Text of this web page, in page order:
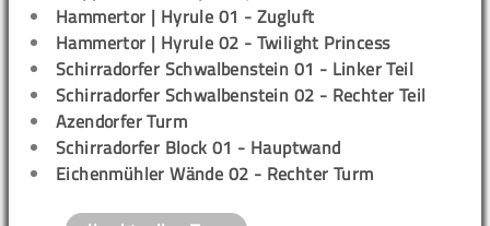
Hammertor | Hyrule 01 - Zugluft
Hammertor | Hyrule 02 - Twilight Princess
Schirradorfer Schwalbenstein 01 - Linker Teil
Schirradorfer Schwalbenstein 02 - Rechter Teil
Azendorfer Turm
Schirradorfer Block 01 - Hauptwand
Eichenmühler Wände 02 - Rechter Turm